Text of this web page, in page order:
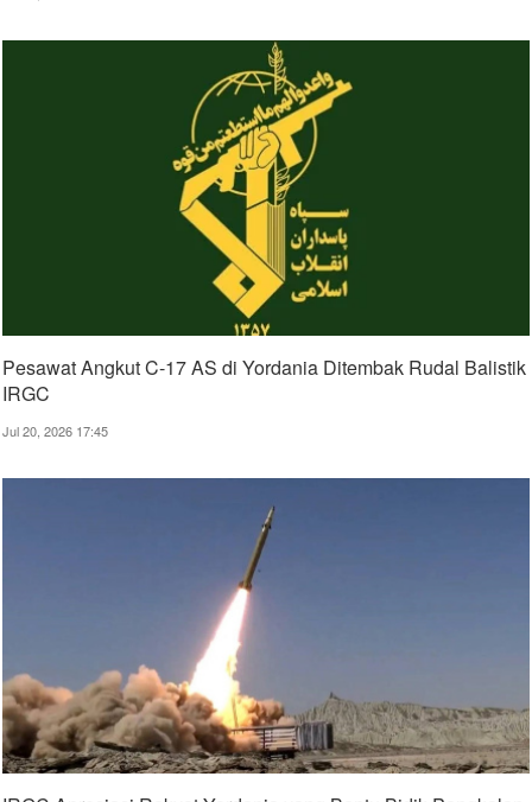
Pesawat Angkut C-17 AS di Yordania Ditembak Rudal Balistik
IRGC
Jul 20, 2026 17:45